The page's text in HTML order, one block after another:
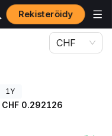
Rekisteröidy
CHF
1Y
CHF 0.292126